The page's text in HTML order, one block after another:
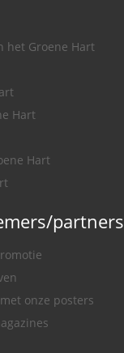
het Groene Hart
Hart
Hart
partners
onze posters